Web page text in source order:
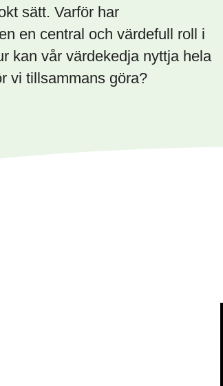
sätt. Varför har
en central och värdefull roll i
kan vår värdekedja nyttja hela
vi tillsammans göra?